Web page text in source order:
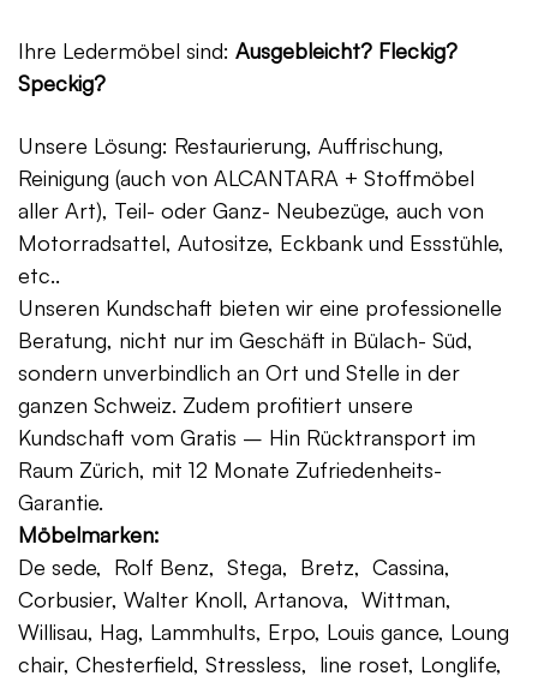
Ihre Ledermöbel sind: Ausgebleicht? Fleckig?
Speckig?
Unsere Lösung: Restaurierung, Auffrischung,
Reinigung (auch von ALCANTARA + Stoffmöbel
aller Art), Teil- oder Ganz- Neubezüge, auch von
Motorradsattel, Autositze, Eckbank und Essstühle,
etc..
Unseren Kundschaft bieten wir eine professionelle
Beratung, nicht nur im Geschäft in Bülach- Süd,
sondern unverbindlich an Ort und Stelle in der
ganzen Schweiz. Zudem profitiert unsere
Kundschaft vom Gratis – Hin Rücktransport im
Raum Zürich, mit 12 Monate Zufriedenheits-
Garantie.
Möbelmarken:
De sede, Rolf Benz, Stega, Bretz, Cassina,
Corbusier, Walter Knoll, Artanova, Wittman,
Willisau, Hag, Lammhults, Erpo, Louis gance, Loung
chair, Chesterfield, Stressless, line roset, Longlife,